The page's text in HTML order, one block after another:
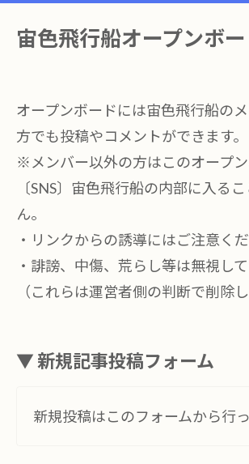
宙色飛行船オープンボ
オープンボードには宙色飛行船の
方でも投稿やコメントができます。
※メンバー以外の方はこのオープ
〔SNS〕宙色飛行船の内部に入る
ん。
・リンクからの誘導にはご注意くだ
・誹謗、中傷、荒らし等は無視して
（これらは運営者側の判断で削除し
▼ 新規記事投稿フォーム
新規投稿はこのフォームから行